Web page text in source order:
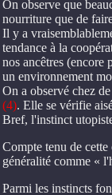
On observe que
nourriture que de
Il y a
tendance à la
nos ancêtres (encore
un environnement
On a observé chez
(4). Elle se vérifie
Bref, l'instinct
Compte tenu de
généralité comme «
Parmi les instincts